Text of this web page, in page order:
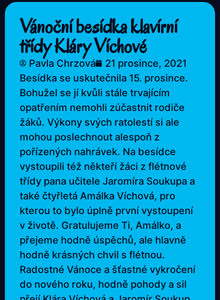
Vánoční besídka klavírní
třídy Kláry Víchové
Pavla Chrzová
21 prosince, 2021
Besídka se uskutečnila 15. prosince.
Bohužel se jí kvůli stále trvajícím
opatřením nemohli zúčastnit rodiče
žáků. Výkony svých ratolestí si ale
mohou poslechnout alespoň z
pořízených nahrávek. Na besídce
vystoupili též někteří žáci z flétnové
třídy pana učitele Jaromíra Soukupa a
také čtyřletá Amálka Víchová, pro
kterou to bylo úplně první vystoupení
v životě. Gratulujeme Ti, Amálko, a
přejeme hodně úspěchů, ale hlavně
hodně krásných chvil s flétnou.
Radostné Vánoce a šťastné vykročení
do nového roku, hodně pohody a sil